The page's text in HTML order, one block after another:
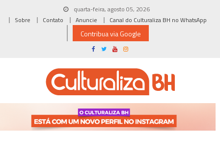
quarta-feira, agosto 05, 2026
Sobre
Contato Anuncie Canal do Culturaliza BH no WhatsApp
Contribua via Google